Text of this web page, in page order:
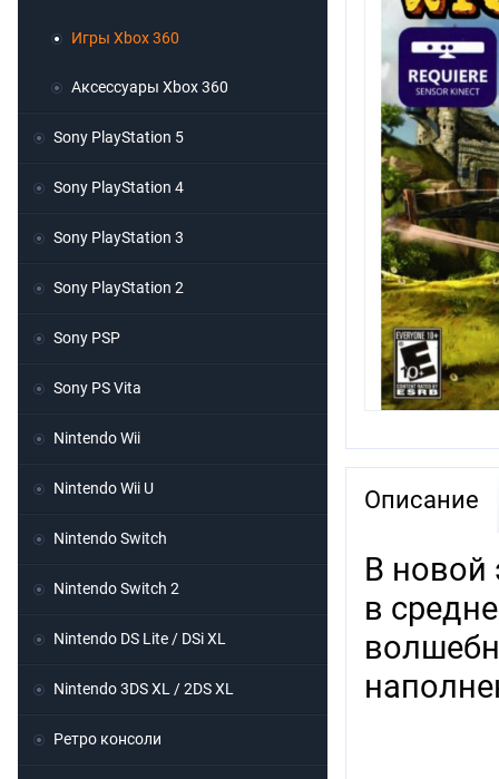
Описание
В новой
в
Игры Xbox 360
Аксессуары Xbox 360
Sony PlayStation 5
Sony PlayStation 4
Sony PlayStation 3
Sony PlayStation 2
Sony PSP
Sony PS Vita
Nintendo Wii
Nintendo Wii U
Nintendo Switch
Nintendo Switch 2
Nintendo DS Lite / DSi XL
Nintendo 3DS XL / 2DS XL
Ретро консоли